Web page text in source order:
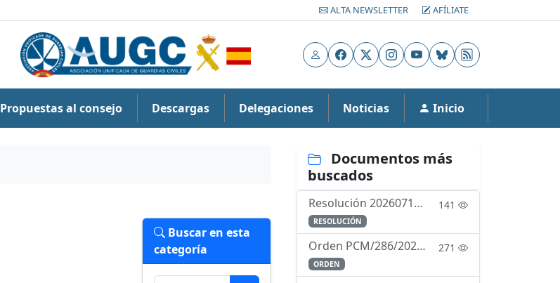
ALTA NEWSLETTER AFÍLIATE
UsuarioFacebook
X Instagram
YouTubeBluesky
RSS
Propuestas al consejo Descargas Delegaciones Noticias Inicio
Buscar en esta
categoría
Documentos más
buscados
Resolución 20260716 relacion causalidad servicio enfermedad 141
RESOLUCIÓN
Orden PCM/286/2023, de 23 de marzo, por la que se regula el currículo de la enseñanza de formación para la incorporación a la Escala de Oficiales del Cuerpo de la Guardia Civil mediante la forma de in 271
ORDEN